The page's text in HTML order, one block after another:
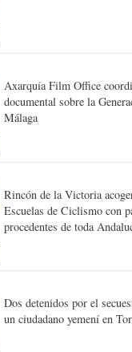
Axarquía Film Office
documental sobre la
Málaga
Rincón de la Victoria
Escuelas de Ciclismo con
procedentes de toda
Dos detenidos por el
un ciudadano yemení en